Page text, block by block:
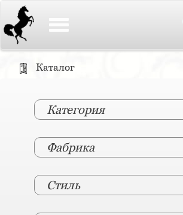
Каталог
Категория
Фабрика
Стиль